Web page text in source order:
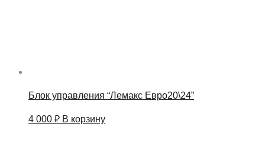
Блок управления “Лемакс Евро20\24”
4 000 ₽ В корзину